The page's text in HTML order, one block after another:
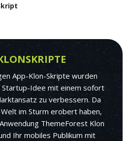
App-Klon-Skripte wurden
Idee mit einem sofort
zu verbessern. Da
im Sturm erobert haben,
ThemeForest Klon
Ihr mobiles Publikum mit